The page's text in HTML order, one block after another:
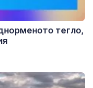
тегло,